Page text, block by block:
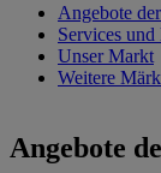
Angebote
Services und
Unser Markt
Weitere
Angebote